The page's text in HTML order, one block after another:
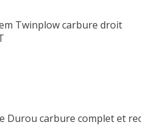
Twinplow carbure droit
Durou carbure complet et